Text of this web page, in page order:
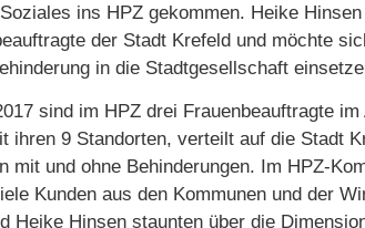
ins HPZ gekommen. Heike
der Stadt Krefeld und möchte
in die Stadtgesellschaft
sind im HPZ drei Frauenbeauftragte
ihren 9 Standorten, verteilt auf die Stadt
mit und ohne Behinderungen. Im HPZ-
Kunden aus den Kommunen und der
Heike Hinsen staunten über die